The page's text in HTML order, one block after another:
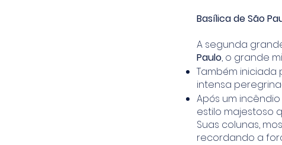
Basílica de São
A segunda
Paulo, o grande
Também
intensa
Após um
estilo majestoso
Suas colunas,
recordando a